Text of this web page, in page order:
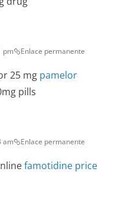
pm Enlace permanente
25 mg pamelor
pills
am Enlace permanente
famotidine price